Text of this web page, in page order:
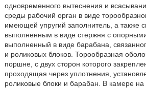
одновременного вытеснения и
среды рабочий орган в виде
имеющей упругий заполнитель, а также
выполненным в виде стержня с
выполненный в виде барабана,
и роликовых блоков. Торообразная
поршне, с двух сторон которого
проходящая через уплотнения,
роликовые блоки и барабан. В камере на